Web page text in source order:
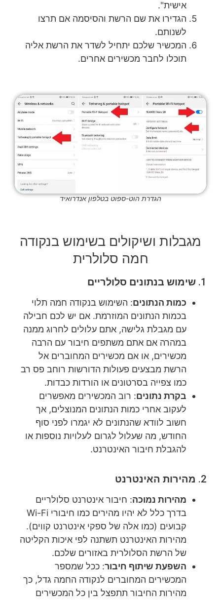
אישית".
הגדירו את שם הרשת והסיסמה אם תרצו
לשנותם.
המכשיר שלכם יתחיל לשדר את הרשת אליה
תוכלו לחבר מכשירים אחרים.
הגדרת הוט-ספוט בטלפון אנדרואיד
מגבלות ושיקולים בשימוש בנקודה
חמה סלולרית
1. שימוש בנתונים סלולריים
כמות הנתונים: השימוש בנקודה חמה תלוי
בכמות הנתונים המוזרמת. אם יש לכם חבילה
עם מגבלת גלישה, אתם עלולים לחרוג ממנה
במהרה אם אתם משתפים חיבור עם הרבה
מכשירים, או אם מכשירים המחוברים אל
הרשת מבצעים פעולות הדורשות רוחב פס רב
כמו צפייה בסרטונים או הורדות כבדות.
בקרת נתונים: רוב המכשירים מאפשרים
לעקוב אחרי כמות הנתונים המנוצלים, אך
חשוב לוודא שהנתונים לא יגמרו לפני סוף
החודש, מה שעלול לגרום לעלויות נוספות או
להגבלת חיבור האינטרנט.
2. מהירות האינטרנט
מהירות נמוכה: חיבור אינטרנט סלולריים
בדרך כלל לא יהיו מהירים כמו חיבורי Wi-Fi
קבועים (כמו אלה של ספקי אינטרנט קווים).
מהירות האינטרנט תשתנה לפי איכות הקליטה
של הרשת הסלולרית באזורים שלכם.
השפעת שיתוף חיבור: ככל שמספר
המכשירים המחוברים לנקודה החמה גדל, כך
מהירות החיבור תתפצל בין כל המכשירים